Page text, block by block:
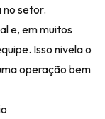
no setor.
e, em muitos
Isso nivela o
operação bem